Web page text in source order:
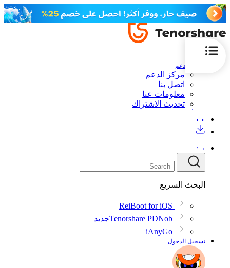
الدعم
مركز الدعم
اتصل بنا
معلومات عنا
تحديث الاشتراك
البحث السريع
ReiBoot for iOS
Tenorshare PDNobجديد
iAnyGo
تسجيل الدخول